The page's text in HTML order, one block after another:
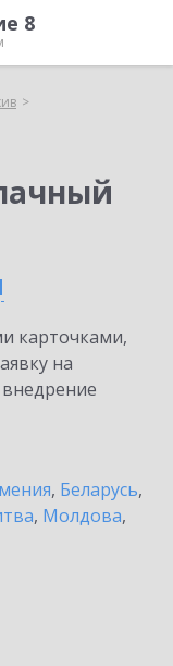
8
карточками,
на
, Беларусь,
, Молдова,